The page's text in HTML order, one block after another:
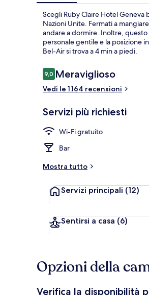
Scegli Ruby Claire Hotel Geneva
Nazioni Unite. Fermati a
andare a dormire. Inoltre, questo
personale gentile e la posizione
Bel-Air si trova a 4 min a piedi.
Recensioni
9,09,0 su 10
Meraviglioso
Vedi le 1.164 recensioni
Servizi più richiesti
Wi-Fi gratuito
Bar
Mostra tutto
Servizi principali (12)
Sentirsi a casa (6)
Opzioni della
Verifica la disponibilità